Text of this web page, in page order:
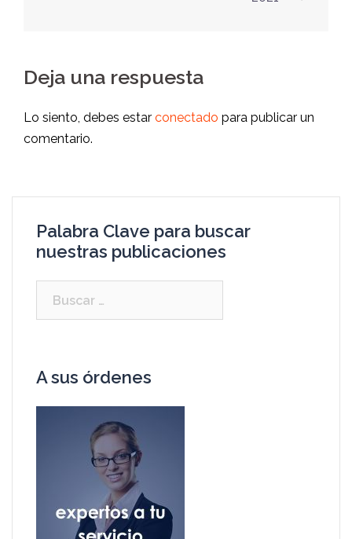
Deja una respuesta
Lo siento, debes estar conectado para publicar un
comentario.
Palabra Clave para buscar
nuestras publicaciones
A sus órdenes